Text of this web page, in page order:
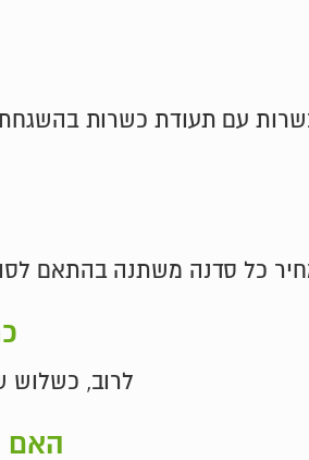
עם תעודת כשרות בהשגחת
כל סדנה משתנה בהתאם
לרוב, כשלוש
האם